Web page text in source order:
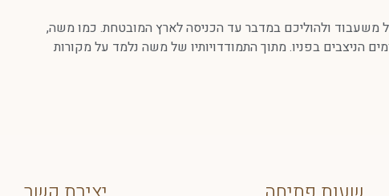
ולהוליכם במדבר עד הכניסה לארץ המובטחת. כמו משה,
הניצבים בפניו. מתוך התמודדויותיו של משה נלמד על מקורות